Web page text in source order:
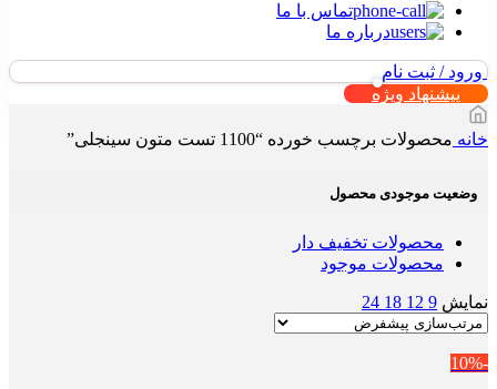
تماس با ما
درباره ما
ورود / ثبت نام
پیشنهاد ویژه
خانه محصولات برچسب خورده “1100 تست متون سینجلی”
وضعیت موجودی محصول
محصولات تخفیف دار
محصولات موجود
نمایش 9
12
18
24
-10%